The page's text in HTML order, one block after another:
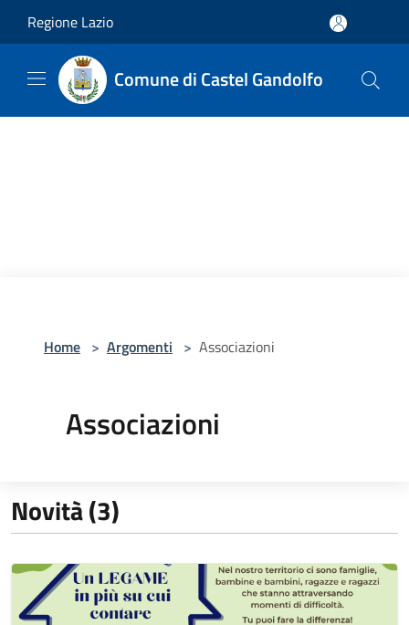
Regione Lazio
Comune di Castel Gandolfo
Home > Argomenti > Associazioni
Associazioni
Novità (3)